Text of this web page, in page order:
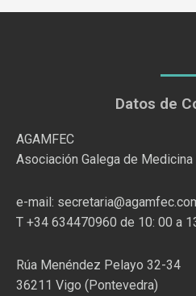
Datos de
AGAMFEC
Asociación Galega de
e-mail:
T +34 634470960 de 10: 00 a
Rúa Menéndez Pelayo 32-34
36211 Vigo (Pontevedra)